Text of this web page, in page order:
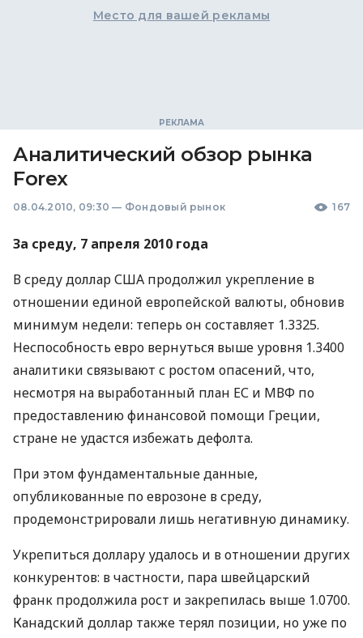
Место для вашей рекламы
Аналитический обзор рынка
Forex
08.04.2010, 09:30 — Фондовый рынок 167
За среду, 7 апреля 2010 года
В среду доллар США продолжил укрепление в
отношении единой европейской валюты, обновив
минимум недели: теперь он составляет 1.3325.
Неспособность евро вернуться выше уровня 1.3400
аналитики связывают с ростом опасений, что,
несмотря на выработанный план ЕС и МВФ по
предоставлению финансовой помощи Греции,
стране не удастся избежать дефолта.
При этом фундаментальные данные,
опубликованные по еврозоне в среду,
продемонстрировали лишь негативную динамику.
Укрепиться доллару удалось и в отношении других
конкурентов: в частности, пара швейцарский
франк продолжила рост и закрепилась выше 1.0700.
Канадский доллар также терял позиции, но уже по